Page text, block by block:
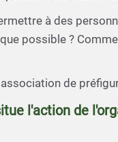
à des
possible ?
de
l'action de